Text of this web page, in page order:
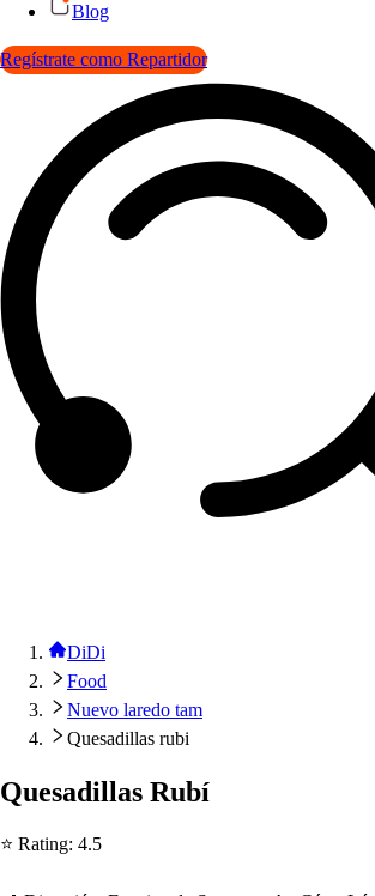
Blog
Regístrate como Repartidor
DiDi
Food
Nuevo laredo tam
Quesadillas rubi
Quesadillas Rubí
⭐ Rating: 4.5